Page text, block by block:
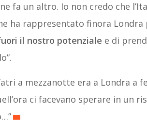
fa un altro. Io non credo che
ha rappresentato finora
il nostro potenziale e di
a mezzanotte era a Londra a
ci facevano sperare in un